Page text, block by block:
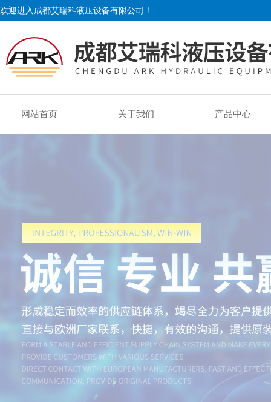
欢迎进入成都艾瑞科液压设备有限公司！
网站首页 关于我们 产品中心